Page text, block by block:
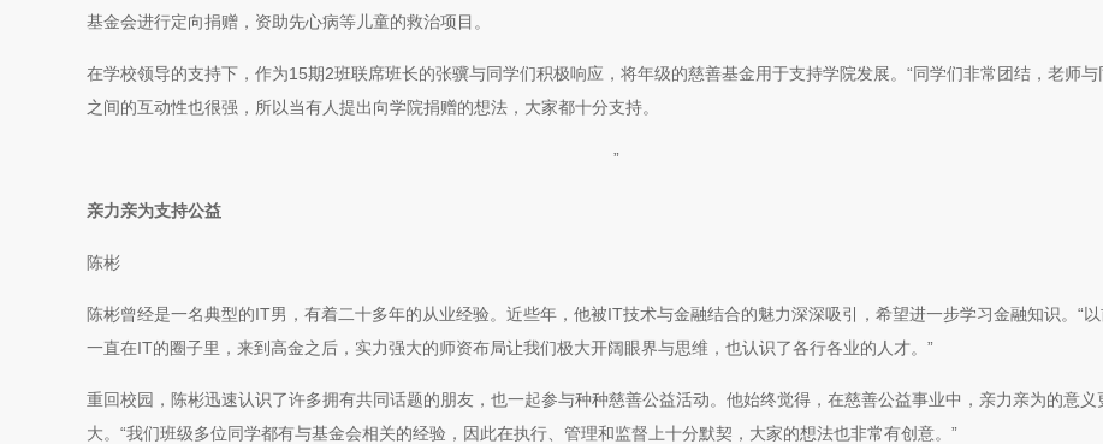
基金会进行定向捐赠，资助先心病等儿童的救治项目。
在学校领导的支持下，作为15期2班联席班长的张骥与同学们积极响应，将年级的慈善基金用于支持学院发展。“同学们非常团结，老师与
之间的互动性也很强，所以当有人提出向学院捐赠的想法，大家都十分支持。
”
亲力亲为支持公益
陈彬
陈彬曾经是一名典型的IT男，有着二十多年的从业经验。近些年，他被IT技术与金融结合的魅力深深吸引，希望进一步学习金融知识。“
一直在IT的圈子里，来到高金之后，实力强大的师资布局让我们极大开阔眼界与思维，也认识了各行各业的人才。”
重回校园，陈彬迅速认识了许多拥有共同话题的朋友，也一起参与种种慈善公益活动。他始终觉得，在慈善公益事业中，亲力亲为的意义
大。“我们班级多位同学都有与基金会相关的经验，因此在执行、管理和监督上十分默契，大家的想法也非常有创意。”